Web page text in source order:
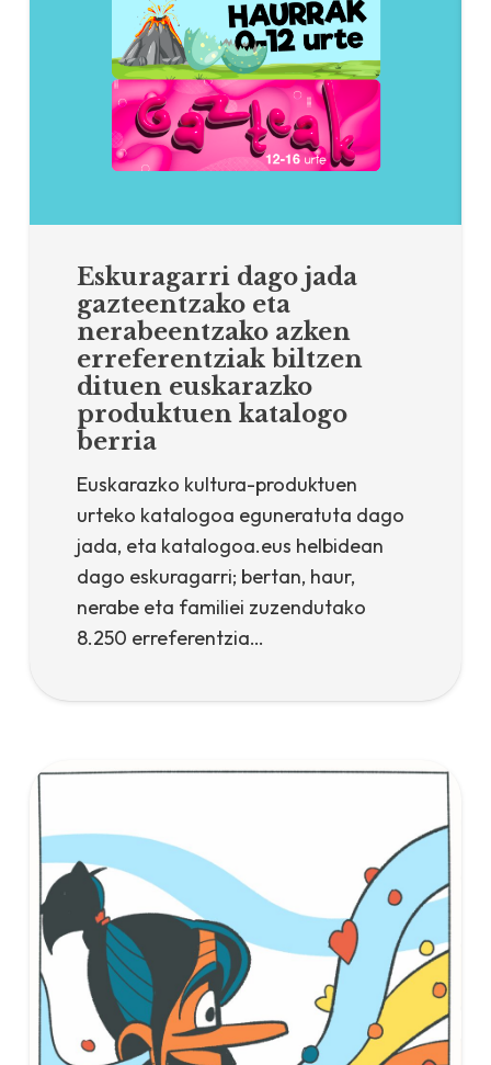
Eskuragarri dago jada
gazteentzako eta
nerabeentzako azken
erreferentziak biltzen
dituen euskarazko
produktuen katalogo
berria
Euskarazko kultura-produktuen
urteko katalogoa eguneratuta dago
jada, eta katalogoa.eus helbidean
dago eskuragarri; bertan, haur,
nerabe eta familiei zuzendutako
8.250 erreferentzia…